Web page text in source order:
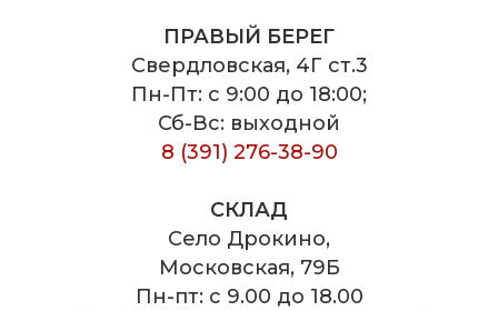
ПРАВЫЙ БЕРЕГ
Свердловская, 4Г ст.3
Пн-Пт: с 9:00 до 18:00;
Сб-Вс: выходной
8 (391) 276-38-90
СКЛАД
Село Дрокино,
Московская, 79Б
Пн-пт: с 9.00 до 18.00